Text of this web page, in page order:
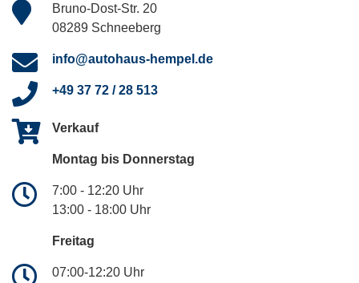
Bruno-Dost-Str. 20
08289 Schneeberg
info@autohaus-hempel.de
+49 37 72 / 28 513
Verkauf
Montag bis Donnerstag
7:00 - 12:20 Uhr
13:00 - 18:00 Uhr
Freitag
07:00-12:20 Uhr